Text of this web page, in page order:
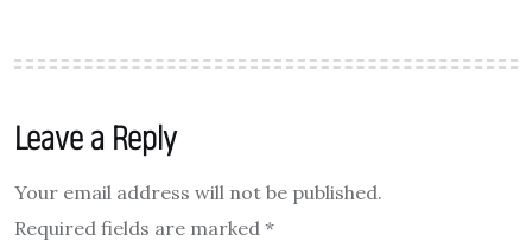
Leave a Reply
Your email address will not be published.
Required fields are marked *